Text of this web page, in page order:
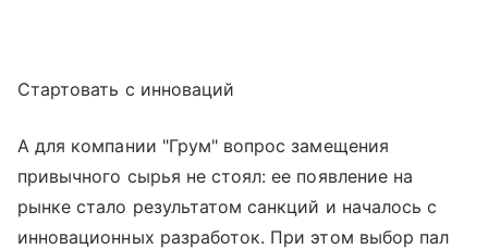
Стартовать с инноваций
А для компании "Грум" вопрос замещения
привычного сырья не стоял: ее появление на
рынке стало результатом санкций и началось с
инновационных разработок. При этом выбор пал